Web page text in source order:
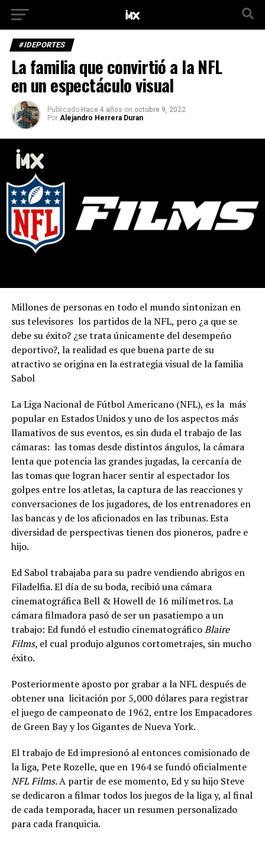
#IDEPORTES
La familia que convirtió a la NFL
en un espectáculo visual
Publicado Hace 4 años on octubre 9, 2022
Por Alejandro Herrera Duran
Millones de personas en todo el mundo sintonizan en
sus televisores los partidos de la NFL, pero ¿a que se
debe su éxito? ¿se trata únicamente del desempeño
deportivo?, la realidad es que buena parte de su
atractivo se origina en la estrategia visual de la familia
Sabol
La Liga Nacional de Fútbol Americano (NFL), es la más
popular en Estados Unidos y uno de los aspectos más
llamativos de sus eventos, es sin duda el trabajo de las
cámaras: las tomas desde distintos ángulos, la cámara
lenta que potencia las grandes jugadas, la cercanía de
las tomas que logran hacer sentir al espectador los
golpes entre los atletas, la captura de las reacciones y
conversaciones de los jugadores, de los entrenadores en
las bancas y de los aficionados en las tribunas. Esta
diversidad de perspectivas tienen dos pioneros, padre e
hijo.
Ed Sabol trabajaba para su padre vendiendo abrigos en
Filadelfia. El día de su boda, recibió una cámara
cinematográfica Bell & Howell de 16 milímetros. La
cámara filmadora pasó de ser un pasatiempo a un
trabajo: Ed fundó el estudio cinematográficoBlaire
Films, el cual produjo algunos cortometrajes, sin mucho
éxito.
Posteriormente aposto por grabar a la NFL después de
obtener una licitación por 5,000 dólares para registrar
el juego de campeonato de 1962, entre los Empacadores
de Green Bay y los Gigantes de Nueva York.
El trabajo de Ed impresionó al entonces comisionado de
la liga, Pete Rozelle, que en 1964 se fundó oficialmente
NFL Films.A partir de ese momento, Ed y su hijo Steve
se dedicaron a filmar todos los juegos de la liga y, al final
de cada temporada, hacer un resumen personalizado
para cada franquicia.